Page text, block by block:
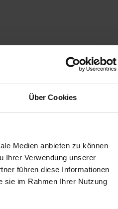
Über Cookies
Medien anbieten zu können
Ihrer Verwendung unserer
führen diese Informationen
sie im Rahmen Ihrer Nutzung